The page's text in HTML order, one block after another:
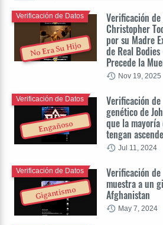
No Era Su Hijo
Verificación de
Christopher
por su Madre
de Real
Precede la
Verificación de Datos
Nov 19, 2025
Engañoso
Verificación
genético de
que la
tengan
Verificación de Datos
Jul 11, 2024
Gigantismo
Verificación de
muestra a un
Afghanistan
Verificación de Datos
May 7, 2024